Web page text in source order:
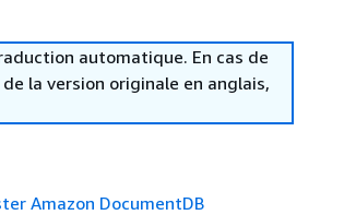
automatique. En cas de
la version originale en anglais,
Amazon DocumentDB